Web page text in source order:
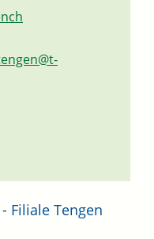
Filiale Tengen